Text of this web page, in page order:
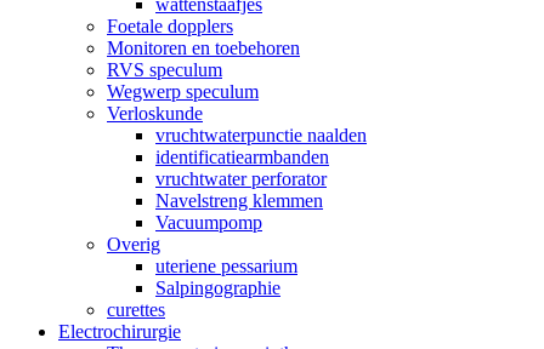
Foetale dopplers
Monitoren en toebehoren
RVS speculum
Wegwerp speculum
Verloskunde
vruchtwaterpunctie naalden
identificatiearmbanden
vruchtwater perforator
Navelstreng klemmen
Vacuumpomp
Overig
uteriene pessarium
Salpingographie
curettes
Electrochirurgie